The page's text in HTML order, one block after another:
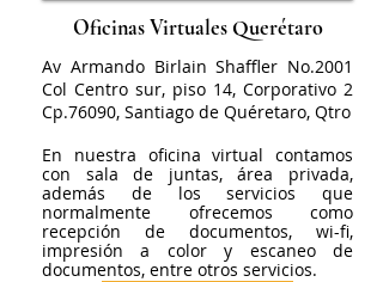
Oficinas Virtuales Querétaro
Av Armando Birlain Shaffler No.2001
Col Centro sur, piso 14, Corporativo 2
Cp.76090, Santiago de Quéretaro, Qtro
En nuestra oficina virtual contamos
con sala de juntas, área privada,
además de los servicios que
normalmente ofrecemos como
recepción de documentos, wi-fi,
impresión a color y escaneo de
documentos, entre otros servicios.